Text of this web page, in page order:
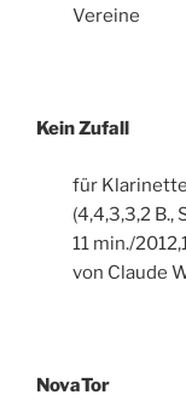
Vereine
Kein Zufall
für
(4,4,3,3,2 B.,
11 min./
von Claude
NovaTor